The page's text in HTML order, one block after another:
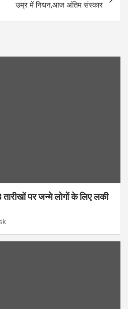
उम्र में निधन,आज अंतिम संस्कार
पर जन्मे लोगों के लिए लकी